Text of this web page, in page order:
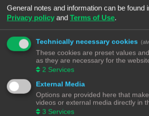
heeft hier dus in geen geval iets mee te maken.
Omhoog
Hoe kan ik berichten aan een moderator melden?
Als de beheerder het toelaat, kun je op de hiervoor
het bericht. Als je hierop geklikt hebt, moet je een
volgen om de melding te versturen.
Waarvoor dient de "Opslaan"-knop bij het plaatsen
Hiermee kun je berichten opslaan om ze dan later af
Een opgeslagen bericht kun je, via de bijhorende optie,
General notes and information can be found
Privacy policy and Terms of Use.
Technically necessary cookies
These cookies are preset values
as they are necessary for the
2 Services
External Media
Options are provided here that
videos or external media directly in
3 Services